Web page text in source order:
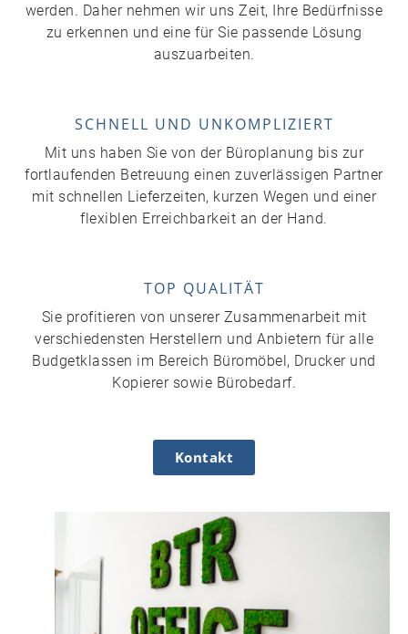
werden. Daher nehmen wir uns Zeit, Ihre Bedürfnisse
zu erkennen und eine für Sie passende Lösung
auszuarbeiten.
SCHNELL UND UNKOMPLIZIERT
Mit uns haben Sie von der Büroplanung bis zur
fortlaufenden Betreuung einen zuverlässigen Partner
mit schnellen Lieferzeiten, kurzen Wegen und einer
flexiblen Erreichbarkeit an der Hand.
TOP QUALITÄT
Sie profitieren von unserer Zusammenarbeit mit
verschiedensten Herstellern und Anbietern für alle
Budgetklassen im Bereich Büromöbel, Drucker und
Kopierer sowie Bürobedarf.
Kontakt